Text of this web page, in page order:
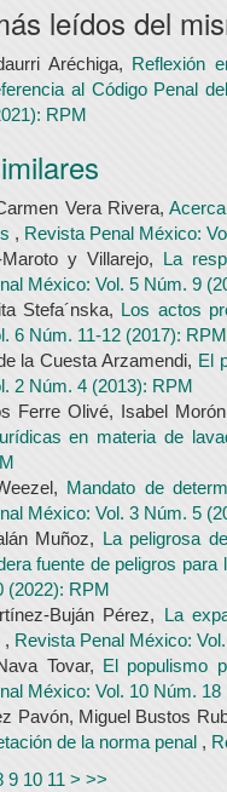
leídos del
Aréchiga, Reflexión
al Código Penal
RPM
Vera Rivera,
, Revista Penal México:
y Villarejo, La
México: Vol. 5 Núm. 9
Stefa´nska, Los actos
6 Núm. 11-12 (2017): RPM
la Cuesta Arzamendi, El
2 Núm. 4 (2013): RPM
Ferre Olivé, Isabel
en materia de
Mandato de
México: Vol. 3 Núm. 5
Muñoz, La peligrosa
fuente de peligros para
(2022): RPM
Buján Pérez, La
, Revista Penal México:
Tovar, El populismo
México: Vol. 10 Núm. 18
Pavón, Miguel Bustos
de la norma penal ,
9 10 11 > >>